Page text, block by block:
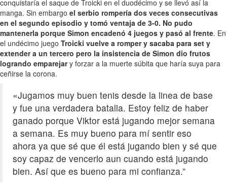
conquistaría el saque de Troicki en el duodécimo y se llevó así la
manga. Sin embargo el serbio rompería dos veces consecutivas
en el segundo episodio y tomó ventaja de 3-0. No pudo
mantenerla porque Simon encadenó 4 juegos y pasó al frente. En
el undécimo juego Troicki vuelve a romper y sacaba para set y
extender a un tercero pero la insistencia de Simon dio frutos
logrando emparejary forzar a la muerte súbita que haría suya para
ceñirse la corona.
«Jugamos muy buen tenis desde la linea de base
y fue una verdadera batalla. Estoy feliz de haber
ganado porque Viktor está jugando mejor semana
a semana. Es muy bueno para mí sentir eso
ahora ya que sé que él está jugando bien y sé que
soy capaz de vencerlo aun cuando está jugando
bien. Así que es bueno para mi confianza.”